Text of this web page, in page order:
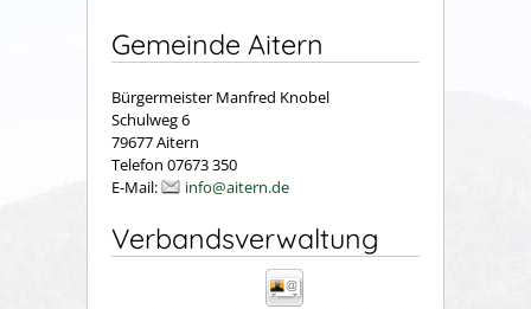
Gemeinde Aitern
Bürgermeister Manfred Knobel
Schulweg 6
79677 Aitern
Telefon 07673 350
E-Mail:
info@aitern.de
Verbandsverwaltung